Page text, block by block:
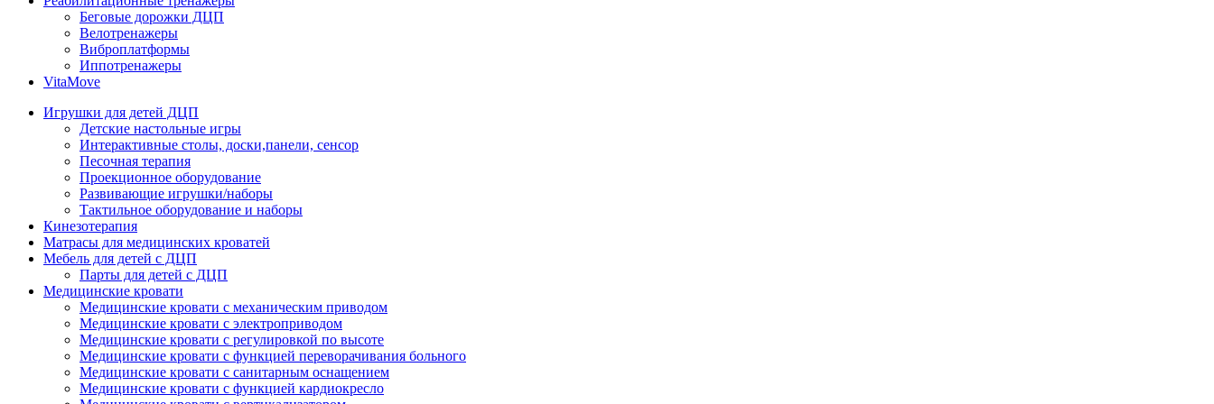
Беговые дорожки ДЦП
Велотренажеры
Виброплатформы
Иппотренажеры
VitaMove
Игрушки для детей ДЦП
Детские настольные игры
Интерактивные столы, доски,панели, сенсор
Песочная терапия
Проекционное оборудование
Развивающие игрушки/наборы
Тактильное оборудование и наборы
Кинезотерапия
Матрасы для медицинских кроватей
Мебель для детей с ДЦП
Парты для детей с ДЦП
Медицинские кровати
Медицинские кровати с механическим приводом
Медицинские кровати с электроприводом
Медицинские кровати с регулировкой по высоте
Медицинские кровати с функцией переворачивания больного
Медицинские кровати с санитарным оснащением
Медицинские кровати с функцией кардиокресло